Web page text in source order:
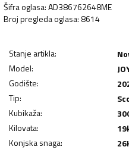
Šifra oglasa:AD386762648ME
Broj pregleda oglasa: 8614
Stanje artikla:
Model:
Godište:
Tip:
Kubikaža:
Kilovata: 19
Konjska snaga: 26